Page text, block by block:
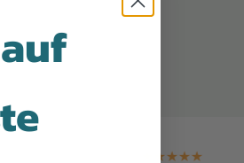
Bio-Baumwolle
by OEKO-TEX® zertifiziert